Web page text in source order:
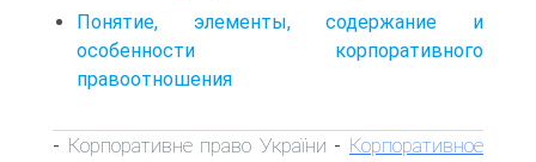
Понятие, элементы, содержание и
особенности корпоративного
правоотношения
- Корпоративне право України - Корпоративное